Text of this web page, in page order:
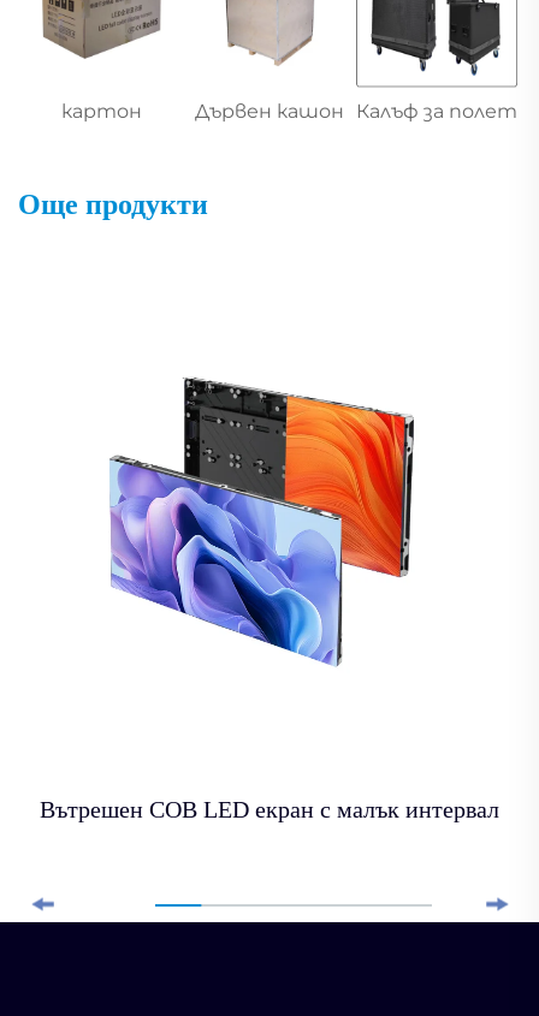
картон Дървен кашон Калъф за полет
Още продукти
Вътрешен COB LED екран с малък интервал